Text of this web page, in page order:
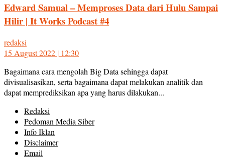
Edward Samual – Memproses Data dari Hulu Sampai
Hilir | It Works Podcast #4
redaksi
15 August 2022 | 12:30
Bagaimana cara mengolah Big Data sehingga dapat
divisualisasikan, serta bagaimana dapat melakukan analitik dan
dapat memprediksikan apa yang harus dilakukan...
Redaksi
Pedoman Media Siber
Info Iklan
Disclaimer
Email